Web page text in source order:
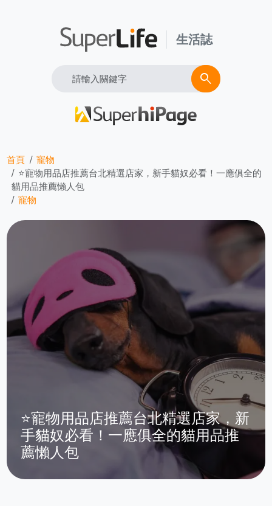
生活誌
Search search
首頁
寵物
⭐寵物用品店推薦台北精選店家，新手貓奴必看！一應俱全的
貓用品推薦懶人包
寵物
⭐寵物用品店推薦台北精選店家，新
手貓奴必看！一應俱全的貓用品推
薦懶人包